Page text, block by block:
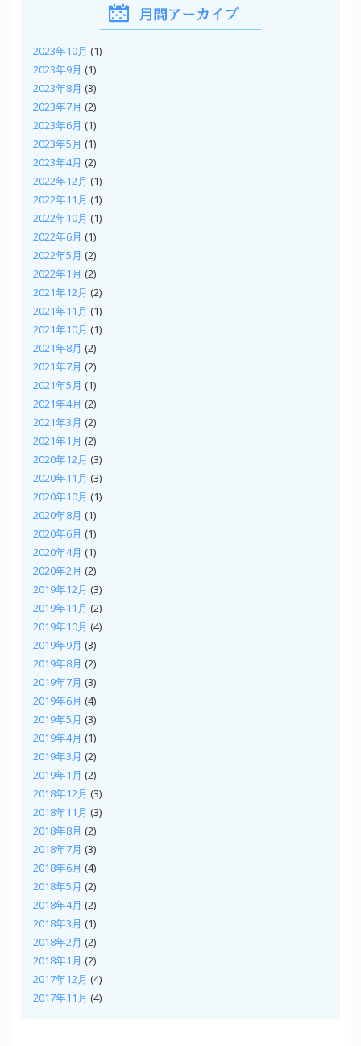
2023年10月 (1)
2023年9月 (1)
2023年8月 (3)
2023年7月 (2)
2023年6月 (1)
2023年5月 (1)
2023年4月 (2)
2022年12月 (1)
2022年11月 (1)
2022年10月 (1)
2022年6月 (1)
2022年5月 (2)
2022年1月 (2)
2021年12月 (2)
2021年11月 (1)
2021年10月 (1)
2021年8月 (2)
2021年7月 (2)
2021年5月 (1)
2021年4月 (2)
2021年3月 (2)
2021年1月 (2)
2020年12月 (3)
2020年11月 (3)
2020年10月 (1)
2020年8月 (1)
2020年6月 (1)
2020年4月 (1)
2020年2月 (2)
2019年12月 (3)
2019年11月 (2)
2019年10月 (4)
2019年9月 (3)
2019年8月 (2)
2019年7月 (3)
2019年6月 (4)
2019年5月 (3)
2019年4月 (1)
2019年3月 (2)
2019年1月 (2)
2018年12月 (3)
2018年11月 (3)
2018年8月 (2)
2018年7月 (3)
2018年6月 (4)
2018年5月 (2)
2018年4月 (2)
2018年3月 (1)
2018年2月 (2)
2018年1月 (2)
2017年12月 (4)
2017年11月 (4)